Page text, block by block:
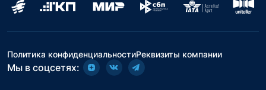
Политика конфиденциальностиРеквизиты компании
Мы в соцсетях: